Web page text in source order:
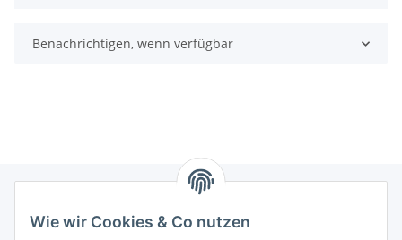
Wie wir Cookies & Co nutzen
Benachrichtigen, wenn verfügbar
Informationen